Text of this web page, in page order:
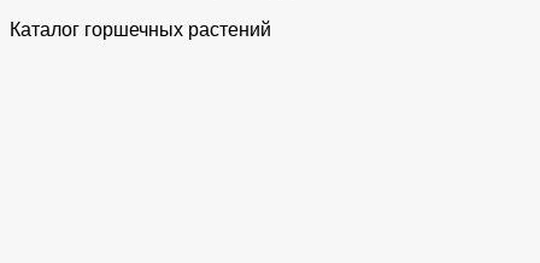
Каталог горшечных растений